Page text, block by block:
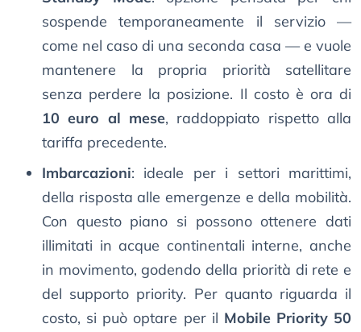
sospende temporaneamente il servizio —
come nel caso di una seconda casa — e vuole
mantenere la propria priorità satellitare
senza perdere la posizione. Il costo è ora di
10 euro al mese, raddoppiato rispetto alla
tariffa precedente.
Imbarcazioni: ideale per i settori marittimi,
della risposta alle emergenze e della mobilità.
Con questo piano si possono ottenere dati
illimitati in acque continentali interne, anche
in movimento, godendo della priorità di rete e
del supporto priority. Per quanto riguarda il
costo, si può optare per il Mobile Priority 50